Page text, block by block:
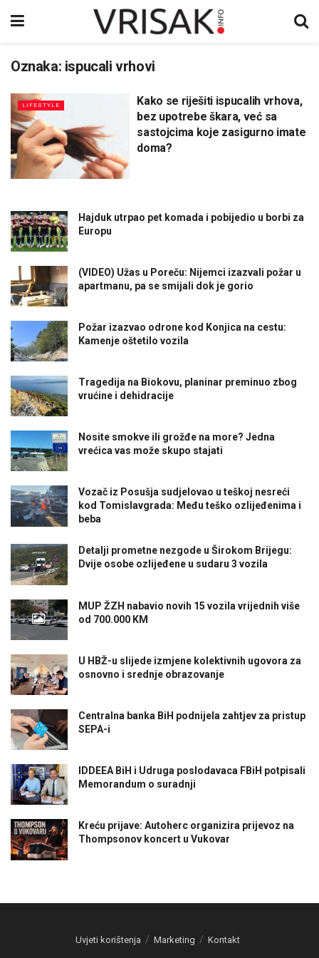
Oznaka: ispucali vrhovi
LIFESTYLE
Kako se riješiti ispucalih vrhova,
bez upotrebe škara, već sa
sastojcima koje zasigurno imate
doma?
Hajduk utrpao pet komada i pobijedio u borbi za
Europu
(VIDEO) Užas u Poreču: Nijemci izazvali požar u
apartmanu, pa se smijali dok je gorio
Požar izazvao odrone kod Konjica na cestu:
Kamenje oštetilo vozila
Tragedija na Biokovu, planinar preminuo zbog
vrućine i dehidracije
Nosite smokve ili grožđe na more? Jedna
vrećica vas može skupo stajati
Vozač iz Posušja sudjelovao u teškoj nesreći
kod Tomislavgrada: Među teško ozlijeđenima i
beba
Detalji prometne nezgode u Širokom Brijegu:
Dvije osobe ozlijeđene u sudaru 3 vozila
MUP ŽZH nabavio novih 15 vozila vrijednih više
od 700.000 KM
U HBŽ-u slijede izmjene kolektivnih ugovora za
osnovno i srednje obrazovanje
Centralna banka BiH podnijela zahtjev za pristup
SEPA-i
IDDEEA BiH i Udruga poslodavaca FBiH potpisali
Memorandum o suradnji
Kreću prijave: Autoherc organizira prijevoz na
Thompsonov koncert u Vukovar
Uvjeti korištenja Marketing Kontakt